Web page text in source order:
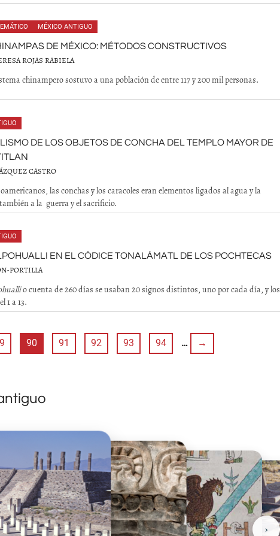
MÉXICO ANTIGUO
DE MÉXICO: MÉTODOS CONSTRUCTIVOS
ROJAS RABIELA
chinampero sostuvo a una población de entre 117 y 200 mil personas.
DE LOS OBJETOS DE CONCHA DEL TEMPLO MAYOR DE
CASTRO
las conchas y los caracoles eran elementos ligados al agua y la
a la guerra y el sacrificio.
EN EL CÓDICE TONALÁMATL DE LOS POCHTECAS
PORTILLA
o cuenta de 260 días se usaban 20 signos distintos, uno por cada día, y los
1 a 13.
90 91 92 93 94 … →
›